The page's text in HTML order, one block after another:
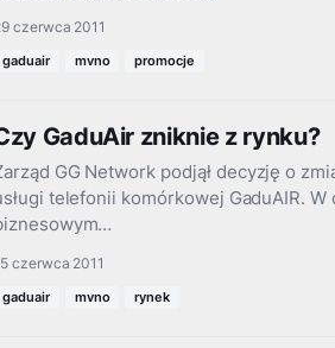
czerwca 2011
gaduair mvno promocje
GaduAir zniknie z rynku?
GG Network podjął decyzję o
telefonii komórkowej GaduAIR.
czerwca 2011
gaduair mvno rynek